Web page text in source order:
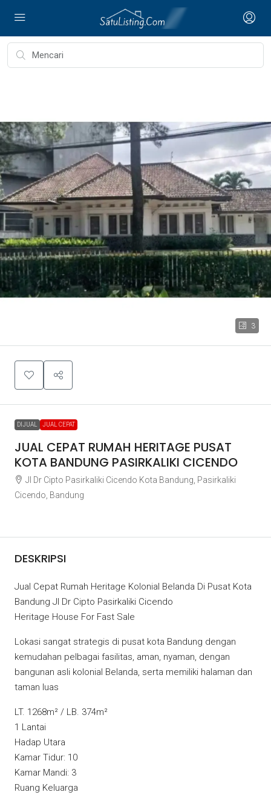
3
DIJUAL JUAL CEPAT
JUAL CEPAT RUMAH HERITAGE PUSAT
KOTA BANDUNG PASIRKALIKI CICENDO
Jl Dr Cipto Pasirkaliki Cicendo Kota Bandung, Pasirkaliki
Cicendo, Bandung
DESKRIPSI
Jual Cepat Rumah Heritage Kolonial Belanda Di Pusat Kota
Bandung Jl Dr Cipto Pasirkaliki Cicendo
Heritage House For Fast Sale
Lokasi sangat strategis di pusat kota Bandung dengan
kemudahan pelbagai fasilitas, aman, nyaman, dengan
bangunan asli kolonial Belanda, serta memiliki halaman dan
taman luas
LT. 1268m² / LB. 374m²
1 Lantai
Hadap Utara
Kamar Tidur: 10
Kamar Mandi: 3
Ruang Keluarga